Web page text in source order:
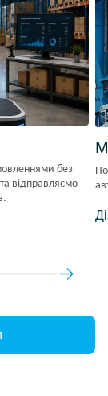
без
відправляємо